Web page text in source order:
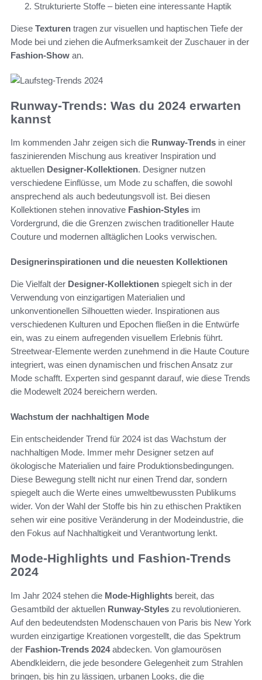
Strukturierte Stoffe – bieten eine interessante Haptik
Diese Texturen tragen zur visuellen und haptischen Tiefe der
Mode bei und ziehen die Aufmerksamkeit der Zuschauer in der
Fashion-Show an.
Runway-Trends: Was du 2024 erwarten
kannst
Im kommenden Jahr zeigen sich die Runway-Trends in einer
faszinierenden Mischung aus kreativer Inspiration und
aktuellen Designer-Kollektionen. Designer nutzen
verschiedene Einflüsse, um Mode zu schaffen, die sowohl
ansprechend als auch bedeutungsvoll ist. Bei diesen
Kollektionen stehen innovative Fashion-Styles im
Vordergrund, die die Grenzen zwischen traditioneller Haute
Couture und modernen alltäglichen Looks verwischen.
Designerinspirationen und die neuesten Kollektionen
Die Vielfalt der Designer-Kollektionen spiegelt sich in der
Verwendung von einzigartigen Materialien und
unkonventionellen Silhouetten wieder. Inspirationen aus
verschiedenen Kulturen und Epochen fließen in die Entwürfe
ein, was zu einem aufregenden visuellem Erlebnis führt.
Streetwear-Elemente werden zunehmend in die Haute Couture
integriert, was einen dynamischen und frischen Ansatz zur
Mode schafft. Experten sind gespannt darauf, wie diese Trends
die Modewelt 2024 bereichern werden.
Wachstum der nachhaltigen Mode
Ein entscheidender Trend für 2024 ist das Wachstum der
nachhaltigen Mode. Immer mehr Designer setzen auf
ökologische Materialien und faire Produktionsbedingungen.
Diese Bewegung stellt nicht nur einen Trend dar, sondern
spiegelt auch die Werte eines umweltbewussten Publikums
wider. Von der Wahl der Stoffe bis hin zu ethischen Praktiken
sehen wir eine positive Veränderung in der Modeindustrie, die
den Fokus auf Nachhaltigkeit und Verantwortung lenkt.
Mode-Highlights und Fashion-Trends
2024
Im Jahr 2024 stehen die Mode-Highlights bereit, das
Gesamtbild der aktuellen Runway-Styles zu revolutionieren.
Auf den bedeutendsten Modenschauen von Paris bis New York
wurden einzigartige Kreationen vorgestellt, die das Spektrum
der Fashion-Trends 2024abdecken. Von glamourösen
Abendkleidern, die jede besondere Gelegenheit zum Strahlen
bringen, bis hin zu lässigen, urbanen Looks, die die